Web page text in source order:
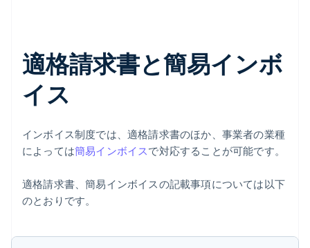
適格請求書と簡易インボ
イス
インボイス制度では、適格請求書のほか、事業者の業種
によっては簡易インボイスで対応することが可能です。
適格請求書、簡易インボイスの記載事項については以下
のとおりです。